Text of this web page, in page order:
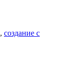
, создание с